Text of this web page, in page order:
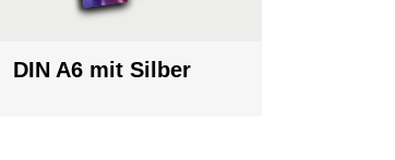
DIN A6 mit Silber